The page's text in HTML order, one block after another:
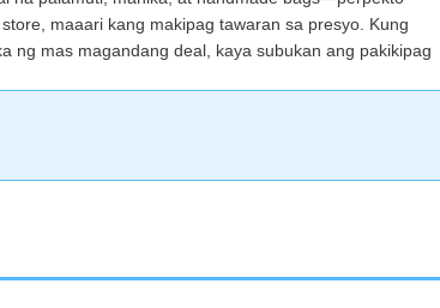
maaari kang makipag tawaran sa presyo. Kung
ng mas magandang deal, kaya subukan ang pakikipag